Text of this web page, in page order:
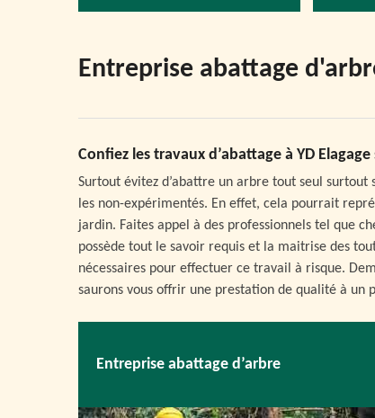
Entreprise abattage
Confiez les travaux d’abattage à YD
Surtout évitez d’abattre un arbre tout seul
les non-expérimentés. En effet, cela pourrait
jardin. Faites appel à des professionnels tel que
possède tout le savoir requis et la maitrise des
nécessaires pour effectuer ce travail à risque.
saurons vous offrir une prestation de qualité à un
Entreprise abattage d’arbre